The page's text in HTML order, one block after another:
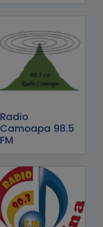
Radio
Camoapa 98.5
FM